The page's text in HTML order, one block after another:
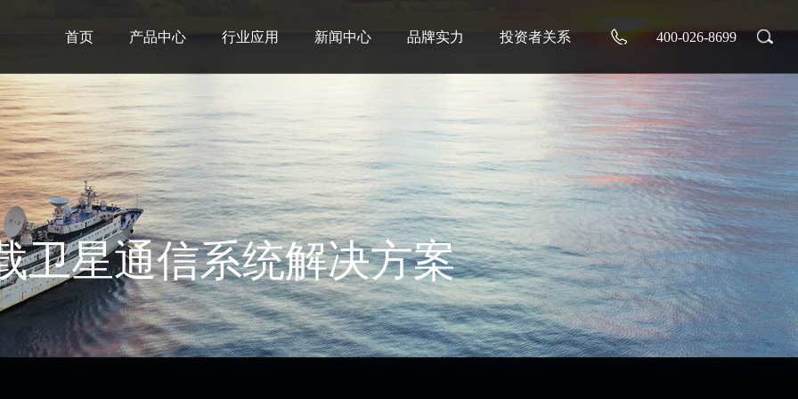
首页 产品中心 行业应用 新闻中心 品牌实力 投资者关系 400-026-8699
卫星通信系统解决方案